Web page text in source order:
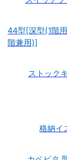
44型[深型(1階
階兼用)]
ストック
格納イ